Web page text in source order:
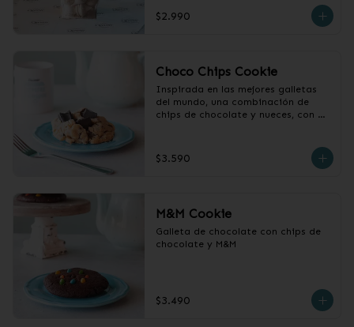
$2.990
Choco Chips Cookie
Inspirada en las mejores galletas
del mundo, una combinación de
chips de chocolate y nueces, con
$3.590
M&M Cookie
Galleta de chocolate con chips de
chocolate y M&M
$3.490